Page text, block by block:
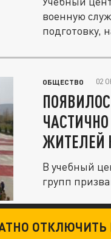
военную
подготовку,
ОБЩЕСТВО 02
ЖИТЕЛЕЙ
В учебный
групп